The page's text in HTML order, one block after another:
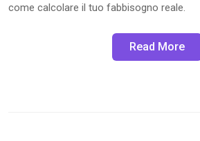
come calcolare il tuo fabbisogno reale.
Read More